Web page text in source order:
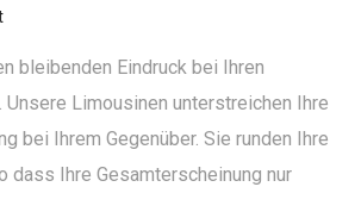
bleibenden Eindruck bei Ihren
Unsere Limousinen unterstreichen Ihre
bei Ihrem Gegenüber. Sie runden Ihre
dass Ihre Gesamterscheinung nur